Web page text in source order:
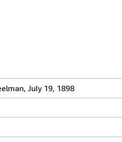
July 19, 1898